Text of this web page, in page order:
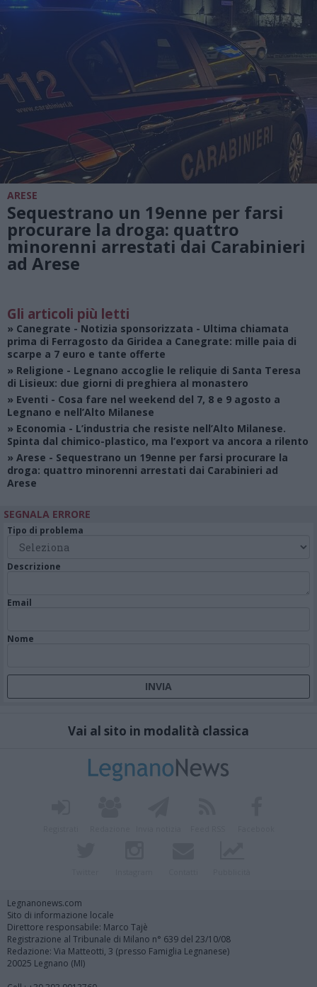
ARESE
Sequestrano un 19enne per farsi
procurare la droga: quattro
minorenni arrestati dai Carabinieri
ad Arese
Gli articoli più letti
» Canegrate - Notizia sponsorizzata - Ultima chiamata
prima di Ferragosto da Giridea a Canegrate: mille paia di
scarpe a 7 euro e tante offerte
» Religione - Legnano accoglie le reliquie di Santa Teresa
di Lisieux: due giorni di preghiera al monastero
» Eventi - Cosa fare nel weekend del 7, 8 e 9 agosto a
Legnano e nell’Alto Milanese
» Economia - L’industria che resiste nell’Alto Milanese.
Spinta dal chimico-plastico, ma l’export va ancora a rilento
» Arese - Sequestrano un 19enne per farsi procurare la
droga: quattro minorenni arrestati dai Carabinieri ad
Arese
SEGNALA ERRORE
Tipo di problema
Descrizione
Email
Nome
Vai al sito in modalità classica
Legnanonews.com
Sito di informazione locale
Direttore responsabile: Marco Tajè
Registrazione al Tribunale di Milano n° 639 del 23/10/08
Redazione: Via Matteotti, 3 (presso Famiglia Legnanese)
20025 Legnano (MI)